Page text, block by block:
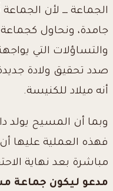
الجماعة ـــ لأن
جامدة، ونحاول كجماعة
والتساؤلات التي
صدد تحقيق ولادة
أنه ميلاد للكنيسة.
وبما أن المسيح يولد
فهذه العملية عليها
مباشرة بعد نهاية
مدعو ليكون جماعة